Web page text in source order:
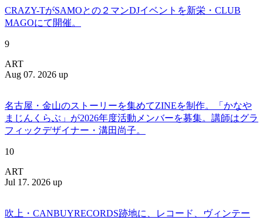
CRAZY-TがSAMOとの２マンDJイベントを新栄・CLUB
MAGOにて開催。
9
ART
Aug 07. 2026 up
名古屋・金山のストーリーを集めてZINEを制作。「かなや
まじんくらぶ」が2026年度活動メンバーを募集。講師はグラ
フィックデザイナー・溝田尚子。
10
ART
Jul 17. 2026 up
吹上・CANBUYRECORDS跡地に、レコード、ヴィンテー